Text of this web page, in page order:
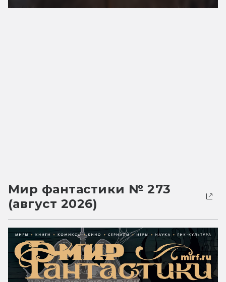
Мир фантастики № 273
(август 2026)